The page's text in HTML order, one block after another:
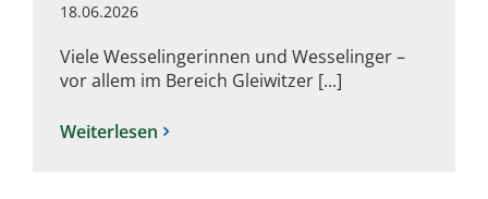
18.06.2026
Viele Wesselingerinnen und Wesselinger –
vor allem im Bereich Gleiwitzer [...]
Weiterlesen